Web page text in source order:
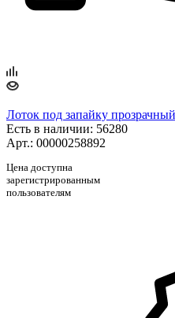
Лоток под запайку
Есть в наличии: 56280
Арт.: 00000258892
Цена доступна
зарегистрированным
пользователям